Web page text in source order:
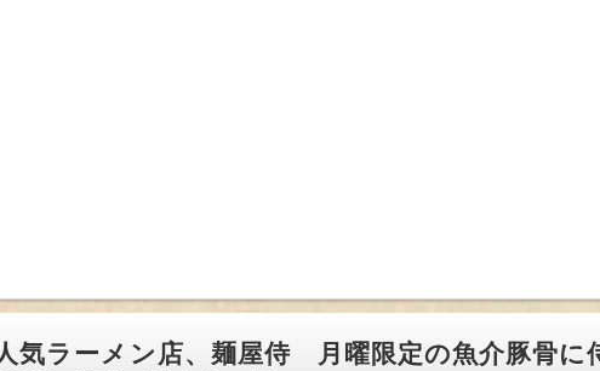
気ラーメン店、麺屋侍 月曜限定の魚介豚骨に